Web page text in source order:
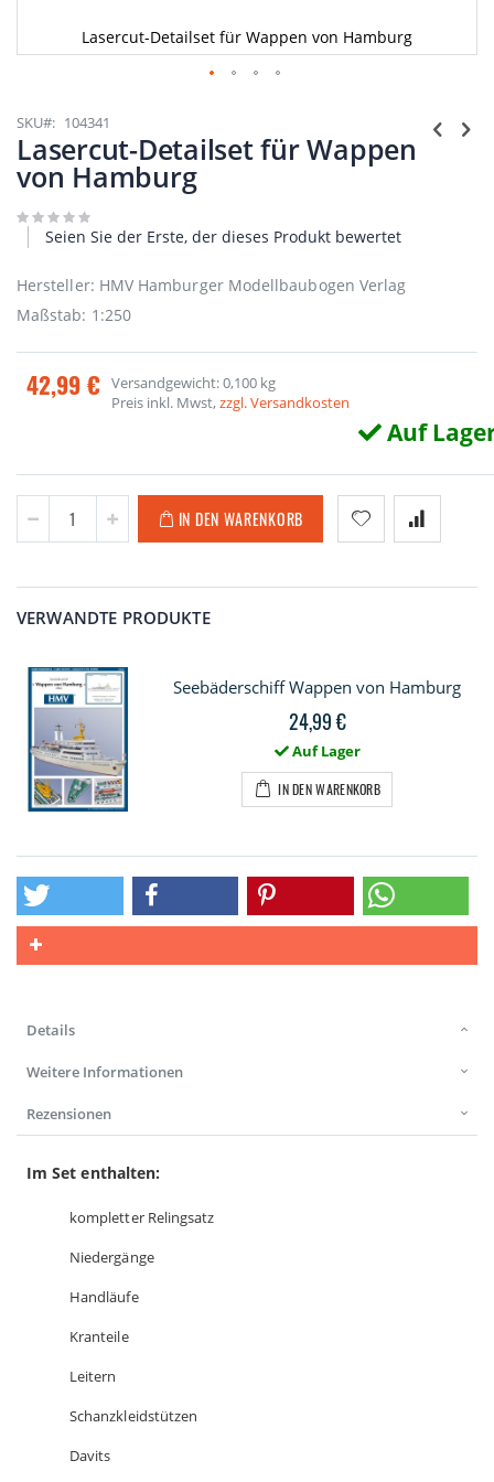
Lasercut-Detailset für Wappen von Hamburg
Anfang
der
Bildgalerie
springen
SKU 104341
Lasercut-Detailset für Wappen
von Hamburg
Seien Sie der Erste, der dieses Produkt bewertet
Hersteller: HMV Hamburger Modellbaubogen Verlag
Maßstab: 1:250
42,99 € Versandgewicht: 0,100 kg
Preis inkl. Mwst,zzgl. Versandkosten
Auf
IN DEN WARENKORB
VERWANDTE PRODUKTE
Seebäderschiff Wappen von Hamburg
24,99 €
Auf Lager
IN DEN WARENKORB
Details
Weitere Informationen
Rezensionen
Im Set enthalten:
kompletter Relingsatz
Niedergänge
Handläufe
Kranteile
Leitern
Schanzkleidstützen
Davits